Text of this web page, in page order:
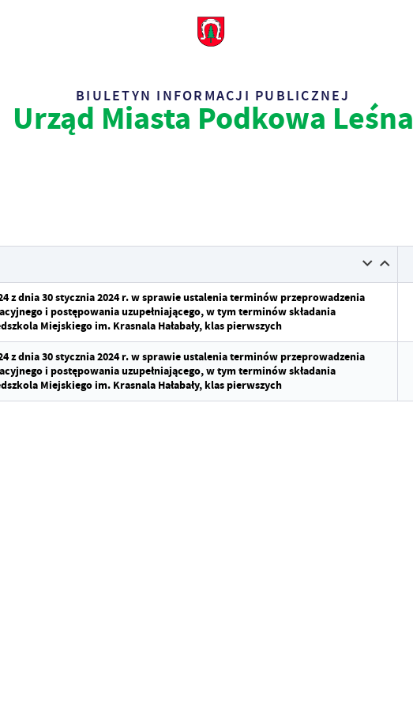
BIULETYN INFORMACJI PUBLICZNEJ
Urząd Miasta Podkowa Leśna
z dnia 30 stycznia 2024 r. w sprawie ustalenia terminów przeprowadzenia
i postępowania uzupełniającego, w tym terminów składania
Miejskiego im. Krasnala Hałabały, klas pierwszych
z dnia 30 stycznia 2024 r. w sprawie ustalenia terminów przeprowadzenia
i postępowania uzupełniającego, w tym terminów składania
Miejskiego im. Krasnala Hałabały, klas pierwszych